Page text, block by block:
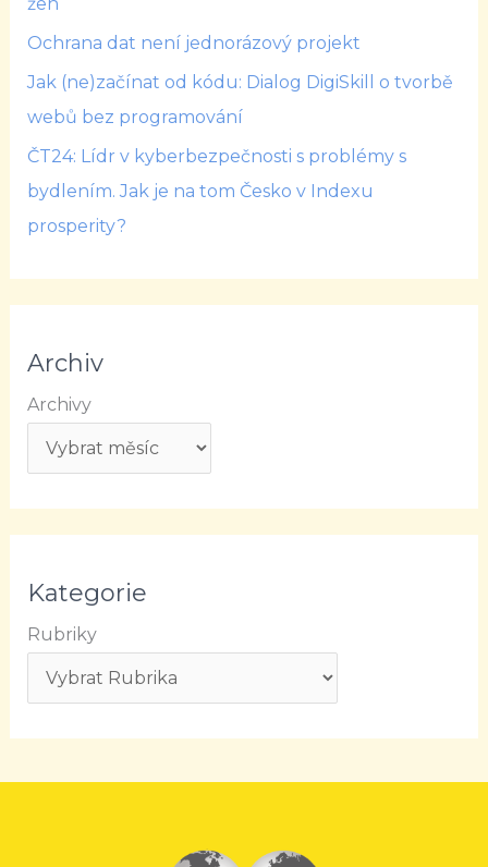
žen
Ochrana dat není jednorázový projekt
Jak (ne)začínat od kódu: Dialog DigiSkill o tvorbě
webů bez programování
ČT24: Lídr v kyberbezpečnosti s problémy s
bydlením. Jak je na tom Česko v Indexu
prosperity?
Archiv
Archivy
Kategorie
Rubriky